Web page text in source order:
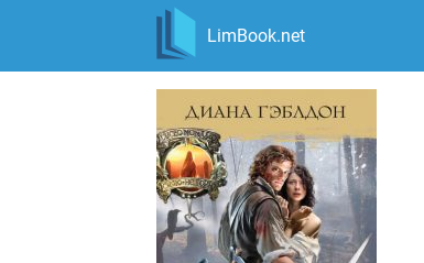
LimBook.net